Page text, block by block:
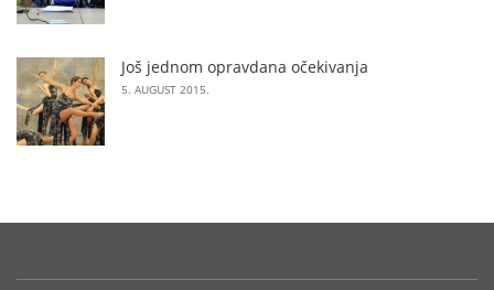
Još jednom opravdana očekivanja
5. AUGUST 2015.